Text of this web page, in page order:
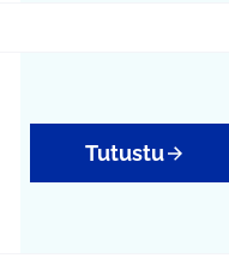
Tutustu